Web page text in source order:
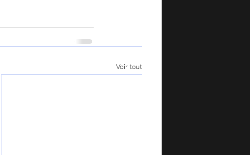
Voir tout